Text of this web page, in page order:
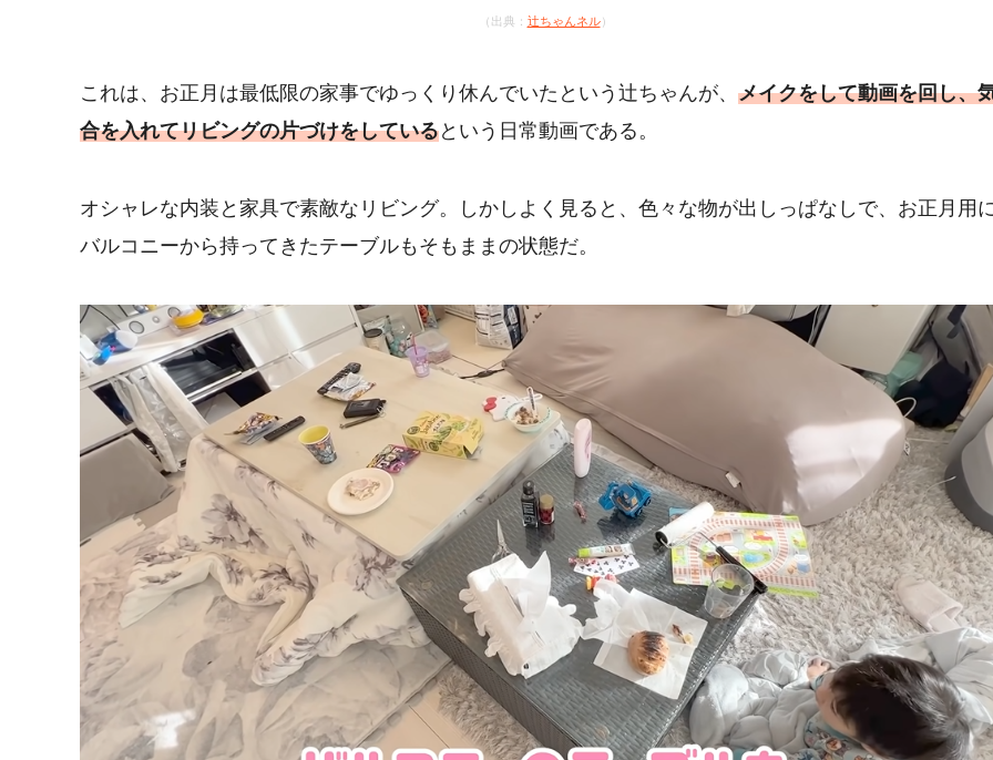
（出典： 辻ちゃんネル）
これは、お正月は最低限の家事でゆっくり休んでいたという辻ちゃんが、 メイクをして動画を回し、
合を入れてリビングの片づけをしているという日常動画である。
オシャレな内装と家具で素敵なリビング。しかしよく見ると、色々な物が出しっぱなしで、お正月用
バルコニーから持ってきたテーブルもそもままの状態だ。